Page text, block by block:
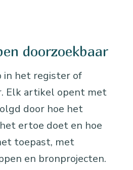
doorzoekbaar
in het register of
Elk artikel opent met
door hoe het
ertoe doet en hoe
toepast, met
en bronprojecten.